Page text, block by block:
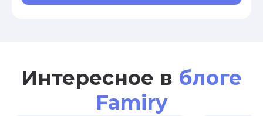
Интересное в блоге
Famiry